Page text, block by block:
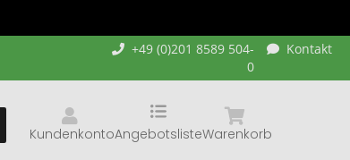
+49 (0)201 8589 504-
0
Kontakt
Kundenkonto Warenkorb
Angebotsliste